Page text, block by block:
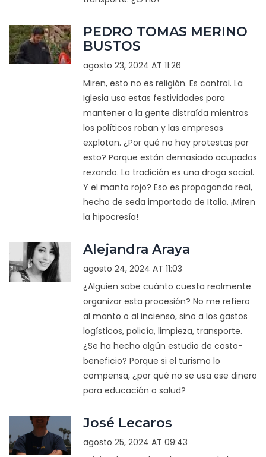
PEDRO TOMAS MERINO
BUSTOS
agosto 23, 2024 AT 11:26
Miren, esto no es religión. Es control. La
Iglesia usa estas festividades para
mantener a la gente distraída mientras
los políticos roban y las empresas
explotan. ¿Por qué no hay protestas por
esto? Porque están demasiado ocupados
rezando. La tradición es una droga social.
Y el manto rojo? Eso es propaganda real,
hecho de seda importada de Italia. ¡Miren
la hipocresía!
Alejandra Araya
agosto 24, 2024 AT 11:03
¿Alguien sabe cuánto cuesta realmente
organizar esta procesión? No me refiero
al manto o al incienso, sino a los gastos
logísticos, policía, limpieza, transporte.
¿Se ha hecho algún estudio de costo-
beneficio? Porque si el turismo lo
compensa, ¿por qué no se usa ese dinero
para educación o salud?
José Lecaros
agosto 25, 2024 AT 09:43